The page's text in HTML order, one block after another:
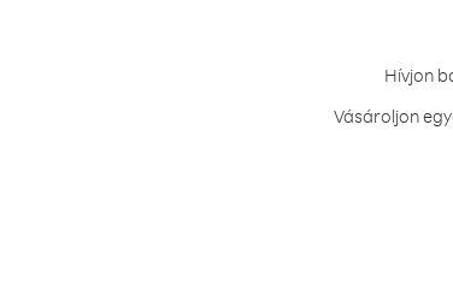
Hívjon
Vásároljon